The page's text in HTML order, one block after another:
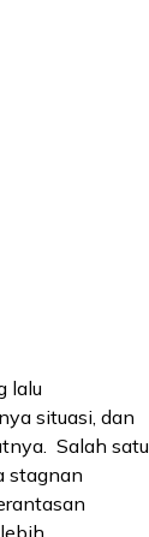
lalu
situasi, dan
Salah satu
stagnan